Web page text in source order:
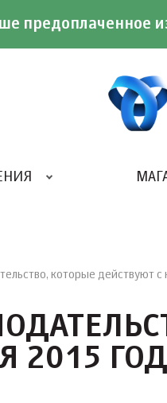
предоплаченное
которые действуют с
2015